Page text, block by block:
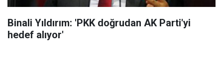
Binali Yıldırım: 'PKK doğrudan AK Parti'yi
hedef alıyor'